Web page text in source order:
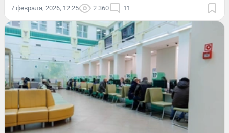
7 февраля, 2026, 12:25 2 360 11